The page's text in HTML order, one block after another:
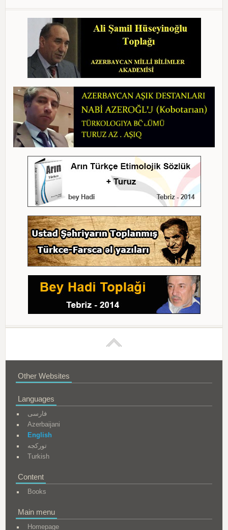
Other Websites
Languages
فارسی
Azerbaijani
English
تورکجه
Turkish
Content
Books
Main menu
Homepage